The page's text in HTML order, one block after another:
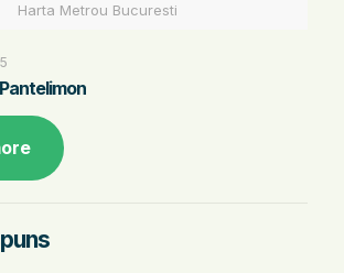
Harta Metrou Bucuresti